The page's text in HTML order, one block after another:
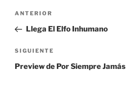
Navegación
entradas
Entrada
anterior:
ANTERIOR
Llega El Elfo Inhumano
Siguiente
entrada
SIGUIENTE
Preview de Por Siempre Jamás